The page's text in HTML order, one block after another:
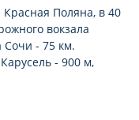
Поляна, в 40
вокзала
Сочи - 75 км.
- 900 м,